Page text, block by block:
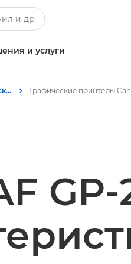
и услуги
imagePROGRAF GP-2000: скорость и качество широкоформатной печати